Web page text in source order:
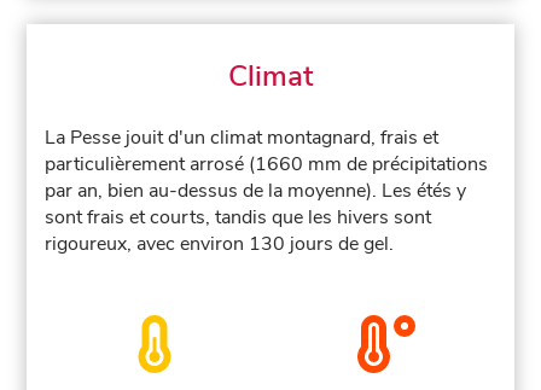
Climat
La Pesse jouit d'un climat montagnard, frais et
particulièrement arrosé (1660 mm de précipitations
par an, bien au-dessus de la moyenne). Les étés y
sont frais et courts, tandis que les hivers sont
rigoureux, avec environ 130 jours de gel.